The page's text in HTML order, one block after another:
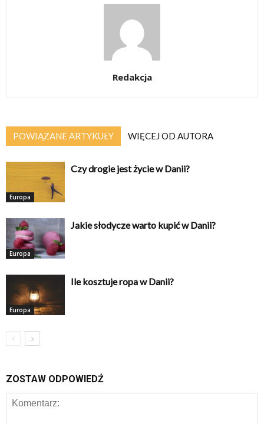
Redakcja
POWIĄZANE ARTYKUŁY WIĘCEJ OD AUTORA
Europa
Czy drogie jest życie w Danii?
Europa
Jakie słodycze warto kupić w Danii?
Europa
Ile kosztuje ropa w Danii?
ZOSTAW ODPOWIEDŹ